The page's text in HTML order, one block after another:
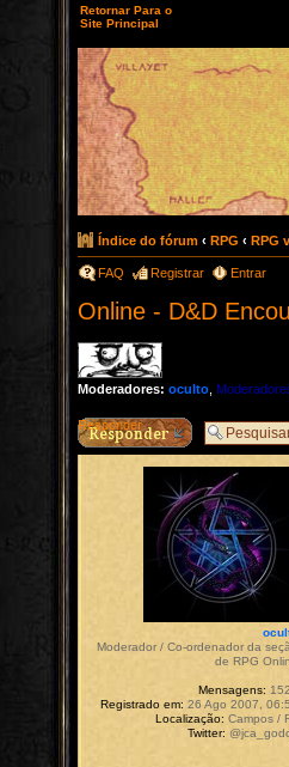
Retornar Para o
Site Principal
Índice do fórum ‹ RPG ‹ RPG
FAQ Registrar Entrar
Online - D&D
Moderadores: oculto
Responder
Moderador / Co-ordenador da
de RPG
Mensagens:
Registrado em: 26 Ago 2007,
Localização: Campos /
Twitter: